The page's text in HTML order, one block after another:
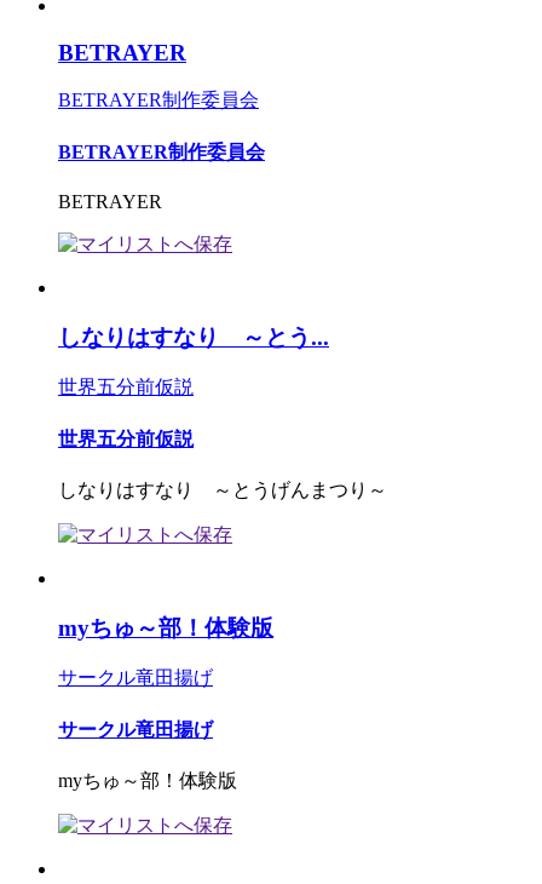
BETRAYER
BETRAYER制作委員会
BETRAYER制作委員会
BETRAYER
しなりはすなり ～とう...
世界五分前仮説
世界五分前仮説
しなりはすなり ～とうげんまつり～
myちゅ～部！体験版
サークル竜田揚げ
サークル竜田揚げ
myちゅ～部！体験版